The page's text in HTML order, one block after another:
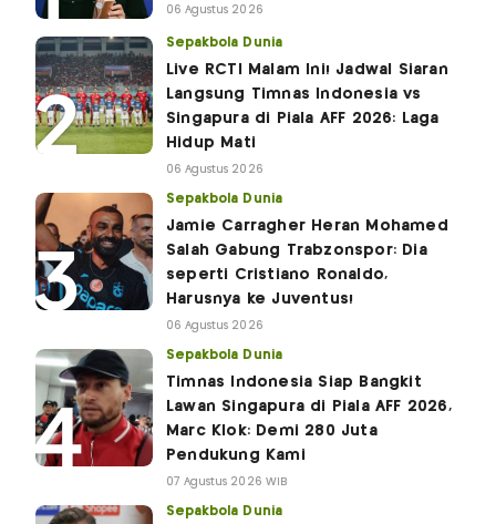
06 Agustus 2026
Sepakbola Dunia
Live RCTI Malam Ini! Jadwal Siaran
Langsung Timnas Indonesia vs
Singapura di Piala AFF 2026: Laga
Hidup Mati
06 Agustus 2026
Sepakbola Dunia
Jamie Carragher Heran Mohamed
Salah Gabung Trabzonspor: Dia
seperti Cristiano Ronaldo,
Harusnya ke Juventus!
06 Agustus 2026
Sepakbola Dunia
Timnas Indonesia Siap Bangkit
Lawan Singapura di Piala AFF 2026,
Marc Klok: Demi 280 Juta
Pendukung Kami
07 Agustus 2026 WIB
Sepakbola Dunia